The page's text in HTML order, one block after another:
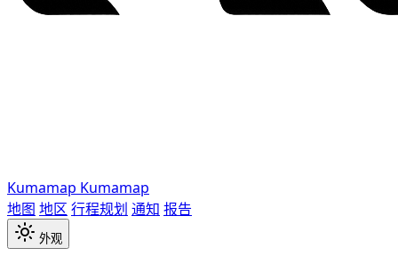
Kumamap Kumamap
地图 地区 行程规划 通知 报告
外观